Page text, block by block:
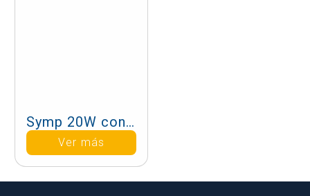
Symp 20W con óptica 56 mm
Ver más